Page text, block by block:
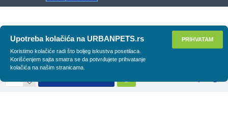
PRIHVATAM
Upotreba kolačića na URBANPETS.rs
Koristimo kolačiće radi što boljeg iskustva posetilaca.
Korišćenjem sajta smatra se da potvrđujete prihvatanje
kolačića na našim stranicama.